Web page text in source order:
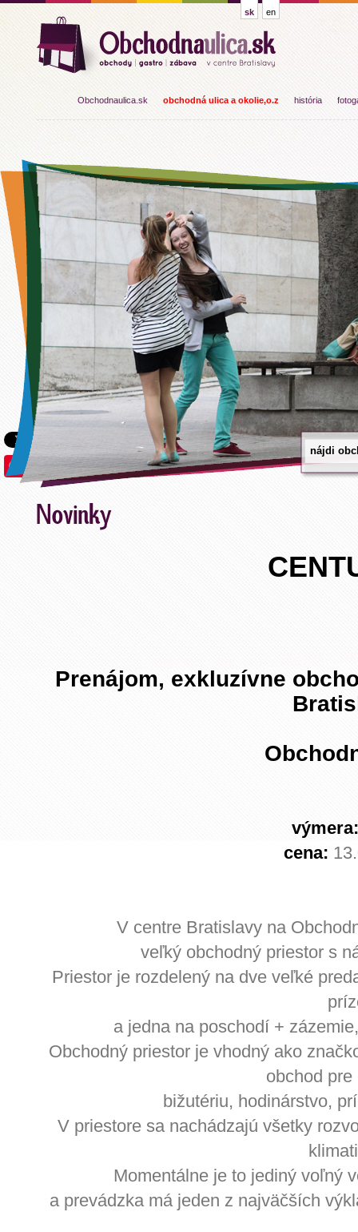
Save
sk en
Obchodnaulica.sk obchodná ulica a okolie,o.z história
Prenájom, exkluzívne
cena:
V centre Bratislavy na
veľký obchodný priestor s
Priestor je rozdelený na dve veľké
a jedna na poschodí +
Obchodný priestor je vhodný ako
obchod
bižutériu, hodinárstvo,
V priestore sa nachádzajú všetky
Momentálne je to jediný voľný
a prevádzka má jeden z najväčších